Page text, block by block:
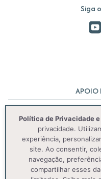
Siga
APOIO
Política de Privacidade
privacidade.
experiência,
site. Ao consentir,
navegação,
compartilhar esses